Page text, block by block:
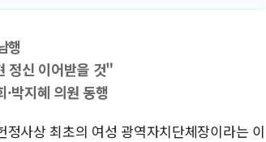
행
정신 이어받을 것"
박지혜 의원 동행
사상 최초의 여성 광역자치단체장이라는 이